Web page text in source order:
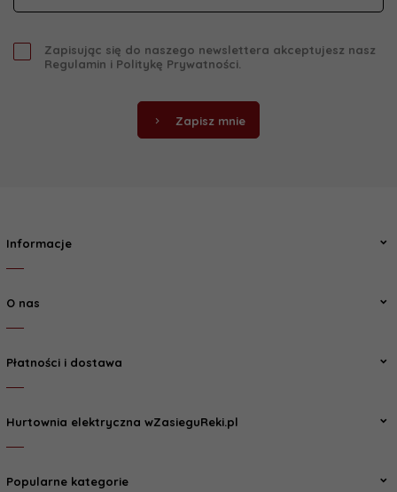
Zapisując się do naszego newslettera akceptujesz nasz
Regulamin i Politykę Prywatności.
Zapisz mnie
Informacje
O nas
Płatności i dostawa
Hurtownia elektryczna wZasieguReki.pl
Popularne kategorie